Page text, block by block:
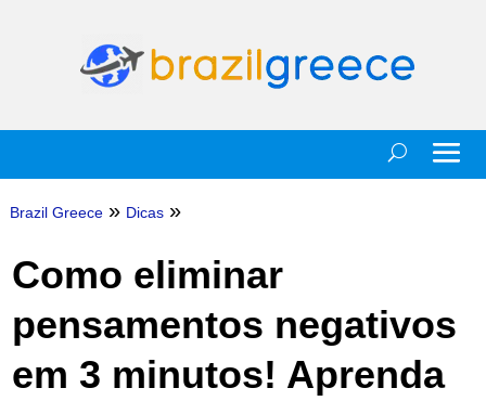
Brazil Greece » Dicas »
Como eliminar
pensamentos negativos
em 3 minutos! Aprenda